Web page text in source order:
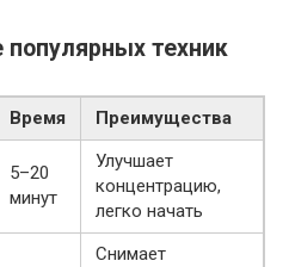
популярных техник
Время Преимущества
5–20
минут
Улучшает
концентрацию,
легко начать
Снимает